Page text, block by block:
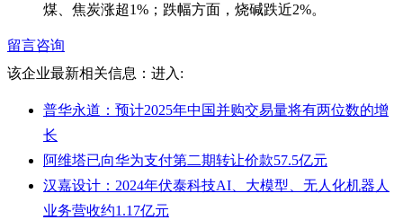
煤、焦炭涨超1%；跌幅方面，烧碱跌近2%。
留言咨询
该企业最新相关信息： 进入:
普华永道：预计2025年中国并购交易量将有两位数的增
长
阿维塔已向华为支付第二期转让价款57.5亿元
汉嘉设计：2024年伏泰科技AI、大模型、无人化机器人
业务营收约1.17亿元